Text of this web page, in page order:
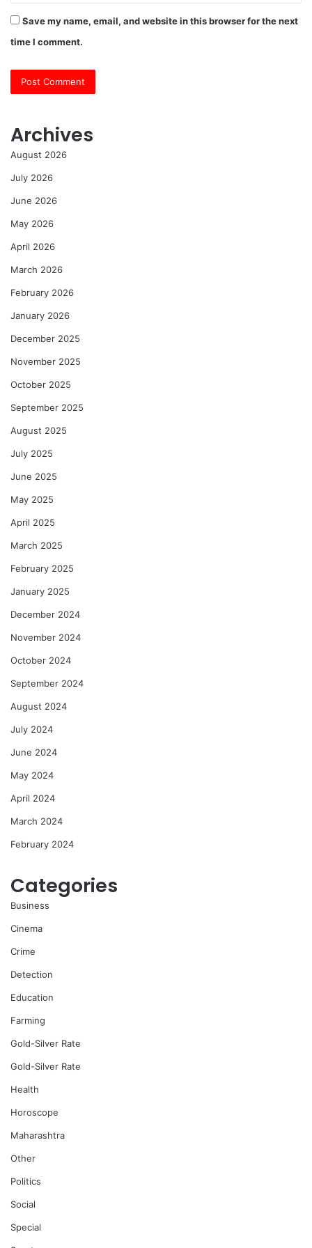
Save my name, email, and website in this browser for the next
time I comment.
Archives
August 2026
July 2026
June 2026
May 2026
April 2026
March 2026
February 2026
January 2026
December 2025
November 2025
October 2025
September 2025
August 2025
July 2025
June 2025
May 2025
April 2025
March 2025
February 2025
January 2025
December 2024
November 2024
October 2024
September 2024
August 2024
July 2024
June 2024
May 2024
April 2024
March 2024
February 2024
Categories
Business
Cinema
Crime
Detection
Education
Farming
Gold-Silver Rate
Gold-Silver Rate
Health
Horoscope
Maharashtra
Other
Politics
Social
Special